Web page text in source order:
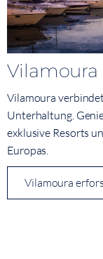
Vilamoura
Vilamoura
Unterhaltung.
exklusive Resorts
Europas.
Vilamoura